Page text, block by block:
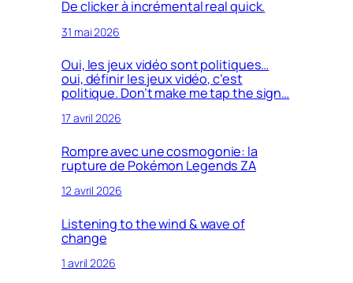
De clicker à incrémental real quick.
31 mai 2026
Oui, les jeux vidéo sont politiques…
oui, définir les jeux vidéo, c’est
politique. Don’t make me tap the sign…
17 avril 2026
Rompre avec une cosmogonie: la
rupture de Pokémon Legends ZA
12 avril 2026
Listening to the wind & wave of
change
1 avril 2026